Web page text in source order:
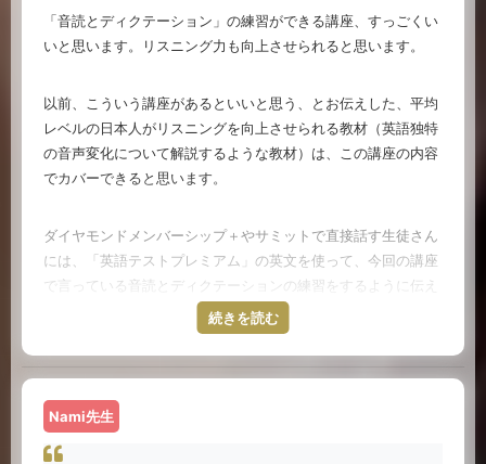
Sayuri先生より（オーストラリアメルボルン在住。海外の
に、自分が作った文章のネイティブの発音、イントネーション
の素材が手に入れることもできる。さらにその素材を参考に練
活していた時に欲しいなとおもった機能もユーザー目線で提案
して組み込んでいますので、ご期待ください。
間のブリッジSEとして活躍中）
「音読とディクテーション」の練習ができる講座、すっごくい
いと思います。リスニング力も向上させられると思います。
以前、こういう講座があるといいと思う、とお伝えした、平均
レベルの日本人がリスニングを向上させられる教材（英語独特
の音声変化について解説するような教材）は、この講座の内容
でカバーできると思います。
ダイヤモンドメンバーシップ＋やサミットで直接話す生徒さん
には、「英語テストプレミアム」の英文を使って、今回の講座
で言っている音読とディクテーションの練習をするように伝え
ても大事です。サミットでもダイヤモンドメンバーシップ＋で
もずっと「やってください」と伝えて来ていますが、継続して
続きを読む
Nami先生